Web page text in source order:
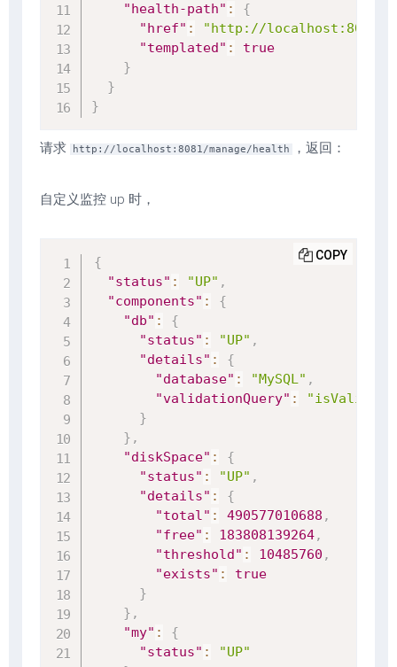
"health-path" :
{
"href" :
"http://localhost:8081/
"templated" :
true
}
}
}
请求 http://localhost:8081/manage/health ，返回：
自定义监控 up 时，
{
"status" : "UP" ,
"components" :
{
"db" :
{
"status" : "UP" ,
"details" :
{
"database" : "MySQL" ,
"validationQuery" :
"isValid()"
}
} ,
"diskSpace" :
{
"status" : "UP" ,
"details" :
{
"total" : 490577010688 ,
"free" : 183808139264,
"threshold" : 10485760 ,
"exists" :
true
}
} ,
"my" :
{
"status" :
"UP"
COPY